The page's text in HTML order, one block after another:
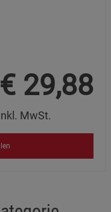
€ 29,88
MwSt.